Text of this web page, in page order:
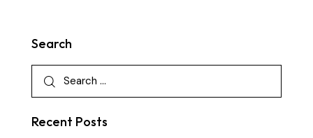
Search
Recent Posts